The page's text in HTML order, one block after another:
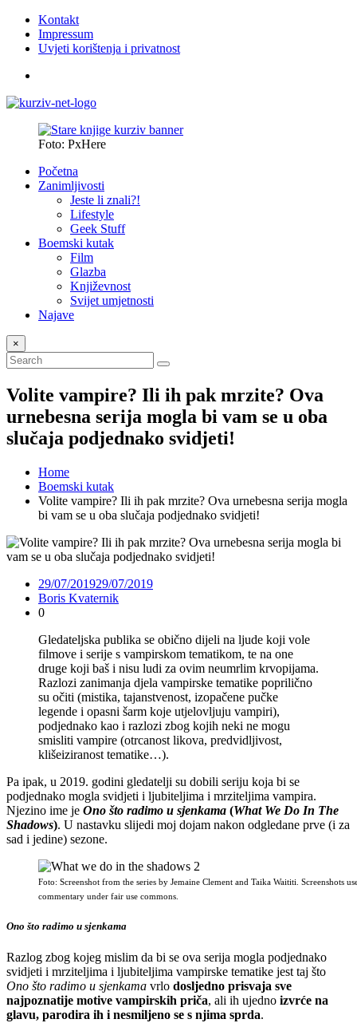
Kontakt
Impressum
Uvjeti korištenja i privatnost
Foto: PxHere
Početna
Zanimljivosti
Jeste li znali?!
Lifestyle
Geek Stuff
Boemski kutak
Film
Glazba
Književnost
Svijet umjetnosti
Najave
×
Volite vampire? Ili ih pak mrzite? Ova
urnebesna serija mogla bi vam se u oba
slučaja podjednako svidjeti!
Home
Boemski kutak
Volite vampire? Ili ih pak mrzite? Ova urnebesna serija mogla
bi vam se u oba slučaja podjednako svidjeti!
29/07/201929/07/2019
Boris Kvaternik
0
Gledateljska publika se obično dijeli na ljude koji vole
filmove i serije s vampirskom tematikom, te na one
druge koji baš i nisu ludi za ovim neumrlim krvopijama.
Razlozi zanimanja djela vampirske tematike poprilično
su očiti (mistika, tajanstvenost, izopačene pučke
legende i opasni šarm koje utjelovljuju vampiri),
podjednako kao i razlozi zbog kojih neki ne mogu
smisliti vampire (otrcanost likova, predvidljivost,
klišeiziranost tematike…).
Pa ipak, u 2019. godini gledatelji su dobili seriju koja bi se
podjednako mogla svidjeti i ljubiteljima i mrziteljima vampira.
Njezino ime je Ono što radimo u sjenkama (What We Do In The
Shadows). U nastavku slijedi moj dojam nakon odgledane prve (i za
sad i jedine) sezone.
Foto: Screenshot from the series by Jemaine Clement and Taika Waititi.
commentary under fair use commons.
Ono što radimo u sjenkama
Razlog zbog kojeg mislim da bi se ova serija mogla podjednako
svidjeti i mrziteljima i ljubiteljima vampirske tematike jest taj što
Ono što radimo u sjenkama vrlo dosljedno prisvaja sve
najpoznatije motive vampirskih priča, ali ih ujedno izvrće na
glavu, parodira ih i nesmiljeno se s njima sprda.